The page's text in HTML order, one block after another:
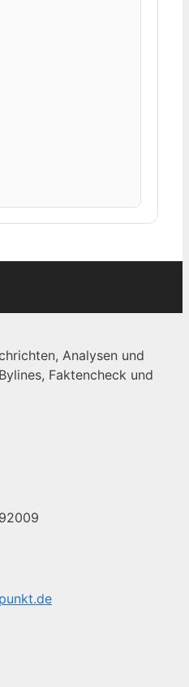
Analysen und
Faktencheck und